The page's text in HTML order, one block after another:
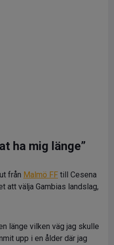
ha mig länge”
från Malmö FF till Cesena
att välja Gambias landslag,
länge vilken väg jag skulle
upp i en ålder där jag